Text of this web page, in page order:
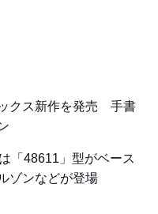
クス新作を発売 手書
「48611」型がベース
ゾンなどが登場